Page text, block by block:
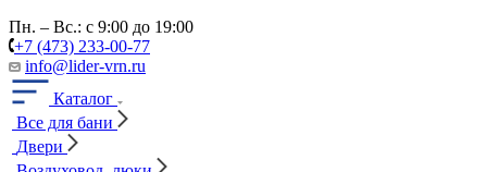
Пн. – Вс.: с 9:00 до 19:00
+7 (473) 233-00-77
info@lider-vrn.ru
Каталог
Все для бани
Двери